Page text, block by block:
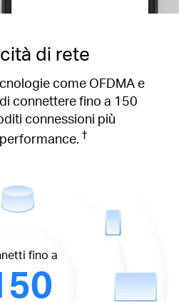
di rete
come OFDMA e
connettere fino a 150
connessioni più
†
fino a